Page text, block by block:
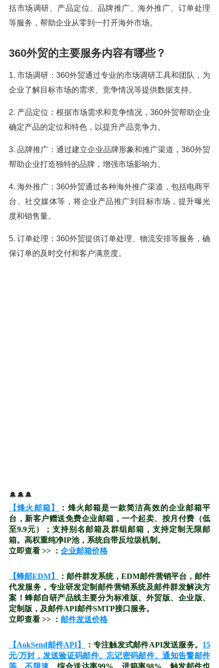
括市场调研、产品定位、品牌推广、海外推广、订单处理
等服务，帮助企业从零到一打开海外市场。
360外贸的主要服务内容有哪些？
1. 市场调研：360外贸通过专业的市场调研工具和团队，为
企业了解目标市场的需求、竞争情况等提供数据支持。
2. 产品定位：根据市场需求和竞争情况，360外贸帮助企业
确定产品的定位和特色，以提升产品竞争力。
3. 品牌推广：通过建立企业品牌形象和推广渠道，360外贸
帮助企业打造独特的品牌，增强市场影响力。
4. 海外推广：360外贸通过各种海外推广渠道，包括电商平
台、社交媒体等，将企业产品推广到目标市场，提升曝光
度和销售量。
5. 订单处理：360外贸提供订单处理、物流安排等服务，确
保订单的及时交付和客户满意度。
🔔🔔🔔
【烽火邮箱】
：烽火邮箱是一款简洁高效的企业邮箱平
台，新客户赠送免费企业邮箱，一个起卖、按月付费（低
至9.9元）；支持别名邮箱及群组邮箱，支持定制无限邮
箱。高权重纯净IP池，系统自带反垃圾机制。
立即查看 >> ： 企业邮箱价格
【蜂邮EDM】
：邮件群发系统，EDM邮件营销平台，邮件
代发服务，专业研发定制邮件营销系统及邮件群发解决方
案！蜂邮自研产品线主要分为标准版、外贸版、企业版、
定制版，及邮件API邮件SMTP接口服务。
立即查看 >> ： 邮件发送价格
【AokSend邮件API】 ：专注触发式邮件API发送服务。 15
元/万封，发送验证码邮件、忘记密码邮件、通知告警邮件
等，不限速。综合送达率99%、进箱率98%。触发邮件也